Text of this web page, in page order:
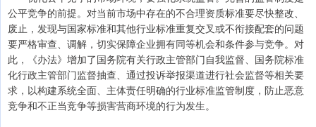
公平竞争的前提。对当前市场中存在的不合理资质标准要尽快整改、
废止，发现与国家标准和其他行业标准重复交叉或不衔接配套的问题
要严格审查、调解，切实保障企业拥有同等机会和条件参与竞争。对
此，《办法》增加了国务院有关行政主管部门自我监督、国务院标准
化行政主管部门监督抽查、通过投诉举报渠道进行社会监督等相关要
求，以构建系统全面、主体责任明确的行业标准监管制度，防止恶意
竞争和不正当竞争等损害营商环境的行为发生。